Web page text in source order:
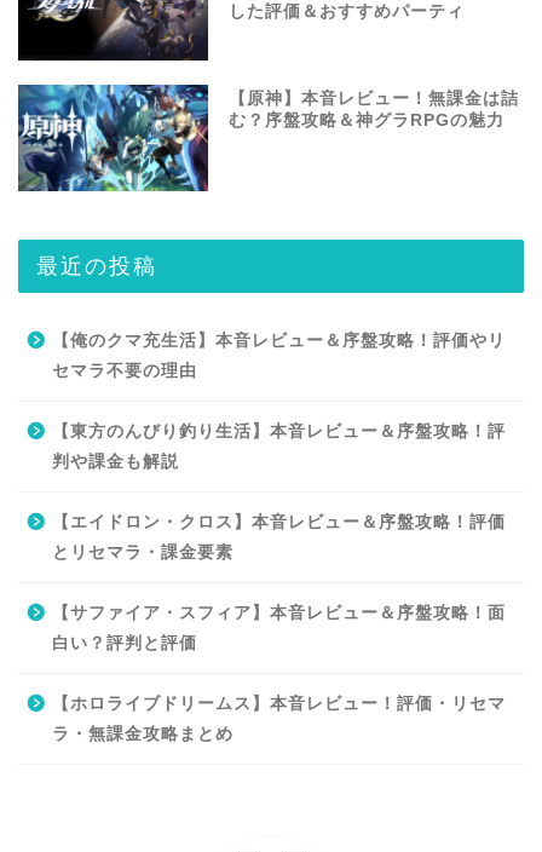
した評価＆おすすめパーティ
【原神】本音レビュー！無課金は詰
む？序盤攻略＆神グラRPGの魅力
最近の投稿
【俺のクマ充生活】本音レビュー＆序盤攻略！評価やリ
セマラ不要の理由
【東方のんびり釣り生活】本音レビュー＆序盤攻略！評
判や課金も解説
【エイドロン・クロス】本音レビュー＆序盤攻略！評価
とリセマラ・課金要素
【サファイア・スフィア】本音レビュー＆序盤攻略！面
白い？評判と評価
【ホロライブドリームス】本音レビュー！評価・リセマ
ラ・無課金攻略まとめ